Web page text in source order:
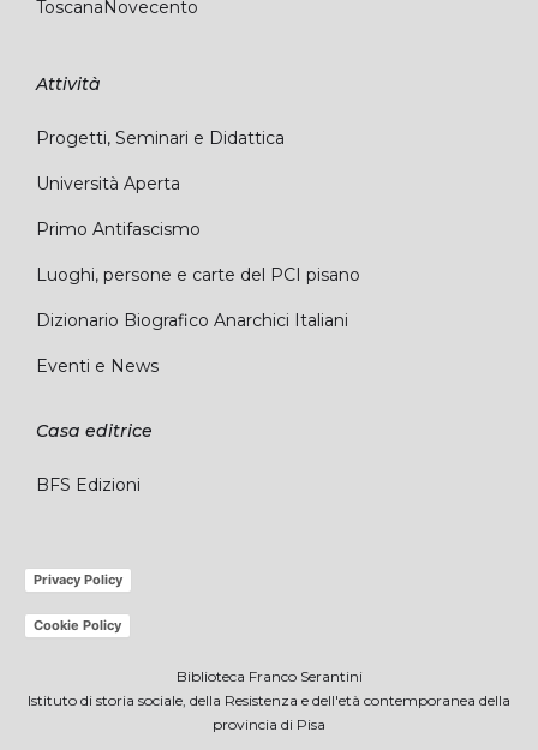
ToscanaNovecento
Attività
Progetti, Seminari e Didattica
Università Aperta
Primo Antifascismo
Luoghi, persone e carte del PCI pisano
Dizionario Biografico Anarchici Italiani
Eventi e News
Casa editrice
BFS Edizioni
Privacy Policy
Cookie Policy
Biblioteca Franco Serantini
Istituto di storia sociale, della Resistenza e dell'età contemporanea della
provincia di Pisa